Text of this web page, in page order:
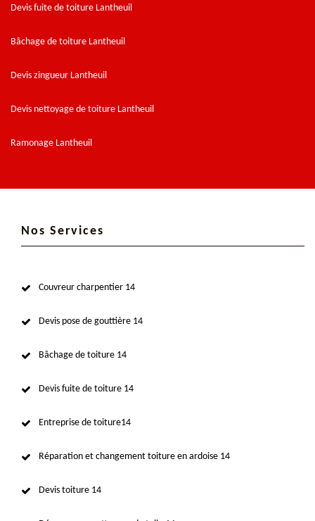
Devis fuite de toiture Lantheuil
Bâchage de toiture Lantheuil
Devis zingueur Lantheuil
Devis nettoyage de toiture Lantheuil
Ramonage Lantheuil
Nos Services
Couvreur charpentier 14
Devis pose de gouttière 14
Bâchage de toiture 14
Devis fuite de toiture 14
Entreprise de toiture14
Réparation et changement toiture en ardoise 14
Devis toiture 14